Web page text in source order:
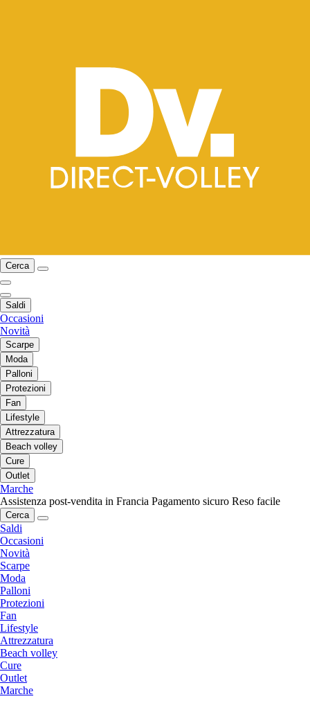
Cerca
Saldi
Occasioni
Novità
Scarpe
Moda
Palloni
Protezioni
Fan
Lifestyle
Attrezzatura
Beach volley
Cure
Outlet
Marche
Assistenza post-vendita in Francia Pagamento sicuro Reso facile
Cerca
Saldi
Occasioni
Novità
Scarpe
Moda
Palloni
Protezioni
Fan
Lifestyle
Attrezzatura
Beach volley
Cure
Outlet
Marche